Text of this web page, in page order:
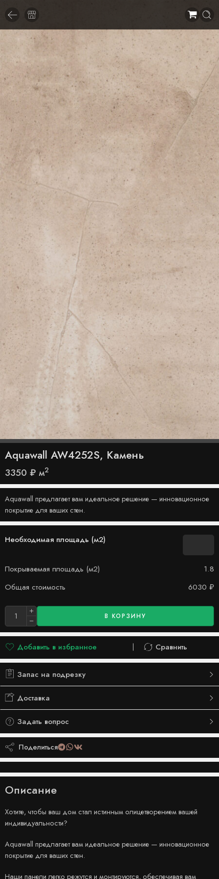
Aquawall AW4252S, Камень
3350 ₽ м2
Aquawall предлагает вам идеальное решение — инновационное
покрытие для ваших стен.
Необходимая площадь (м2)
Покрываемая площадь (м2)
1.8
Общая стоимость
6030 ₽
В КОРЗИНУ
Добавить в избранное
Добавлено в список желаний
Сравнить
Сравнить
Запас на подрезку
Доставка
Задать вопрос
Поделиться
Описание
Хотите, чтобы ваш дом стал истинным олицетворением вашей
индивидуальности?
Aquawall предлагает вам идеальное решение — инновационное
покрытие для ваших стен.
Наши панели легко режутся и монтируются, обеспечивая вам